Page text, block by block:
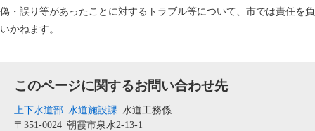
偽・誤り等があったことに対するトラブル等について、市では責任を負
いかねます。
このページに関するお問い合わせ先
上下水道部 水道施設課 水道工務係
〒351-0024 朝霞市泉水2-13-1